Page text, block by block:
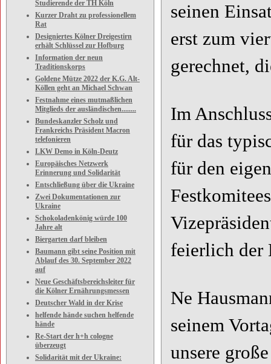
Studierende der TH Köln
Kurzer Draht zu professionellem
Rat
Designiertes Kölner Dreigestirn
erhält Schlüssel zur Hofburg
Information der neun
Traditionskorps
Goldene Mütze 2022 der K.G. Alt-
Köllen geht an Michael Schwan
Festnahme eines mutmaßlichen
Mitglieds der ausländischen........
Bundeskanzler Scholz und
Frankreichs Präsident Macron
telefonieren
LKW Demo in Köln-Deutz
Europäisches Netzwerk
Erinnerung und Solidarität
Entschließung über die Ukraine
Zwei Dokumentationen zur
Ukraine
Schokoladenkönig würde 100
Jahre alt
Biergarten darf bleiben
Baumann gibt seine Position mit
Ablauf des 30. September 2022
auf
Neue Geschäftsbereichsleiter für
die Kölner Ernährungsmessen
Deutscher Wald in der Krise
helfende hände suchen helfende
hände
Re-Start der h+h cologne
überzeugt
Solidarität mit der Ukraine:
seinen
erst zum
gerechnet,
Im
für das
für den
feierlich der
Ne
seinem
unsere